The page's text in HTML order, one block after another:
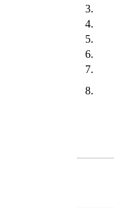
3.
4.
5.
6.
7.
8.